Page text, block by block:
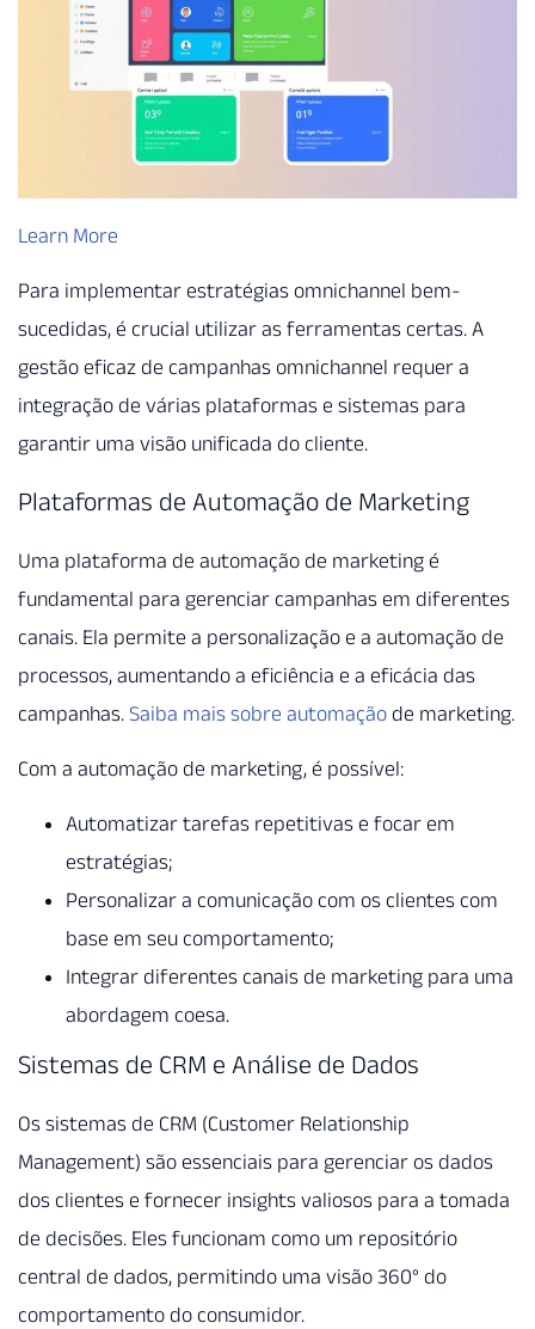
Learn More
Para implementar estratégias omnichannel bem-
sucedidas, é crucial utilizar as ferramentas certas. A
gestão eficaz de campanhas omnichannel requer a
integração de várias plataformas e sistemas para
garantir uma visão unificada do cliente.
Plataformas de Automação de Marketing
Uma plataforma de automação de marketing é
fundamental para gerenciar campanhas em diferentes
canais. Ela permite a personalização e a automação de
processos, aumentando a eficiência e a eficácia das
campanhas. Saiba mais sobre automação de marketing.
Com a automação de marketing, é possível:
Automatizar tarefas repetitivas e focar em
estratégias;
Personalizar a comunicação com os clientes com
base em seu comportamento;
Integrar diferentes canais de marketing para uma
abordagem coesa.
Sistemas de CRM e Análise de Dados
Os sistemas de CRM (Customer Relationship
Management) são essenciais para gerenciar os dados
dos clientes e fornecer insights valiosos para a tomada
de decisões. Eles funcionam como um repositório
central de dados, permitindo uma visão 360° do
comportamento do consumidor.